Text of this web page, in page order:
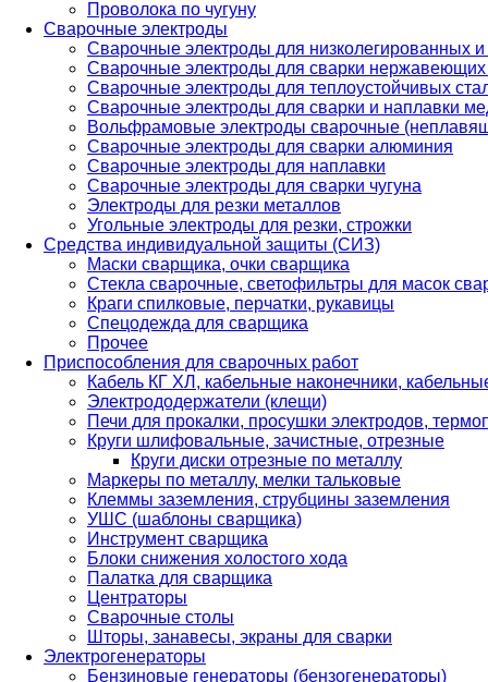
Проволока по чугуну
Сварочные электроды
Сварочные электроды для низколегированных и
Сварочные электроды для сварки
Сварочные электроды для теплоустойчивых
Сварочные электроды для сварки и наплавки
Вольфрамовые электроды сварочные
Сварочные электроды для сварки алюминия
Сварочные электроды для наплавки
Сварочные электроды для сварки чугуна
Электроды для резки металлов
Угольные электроды для резки, строжки
Средства индивидуальной защиты (СИЗ)
Маски сварщика, очки сварщика
Стекла сварочные, светофильтры для масок
Краги спилковые, перчатки, рукавицы
Спецодежда для сварщика
Прочее
Приспособления для сварочных работ
Кабель КГ ХЛ, кабельные наконечники,
Электрододержатели (клещи)
Печи для прокалки, просушки электродов,
Круги шлифовальные, зачистные, отрезные
Круги диски отрезные по металлу
Маркеры по металлу, мелки тальковые
Клеммы заземления, струбцины заземления
УШС (шаблоны сварщика)
Инструмент сварщика
Блоки снижения холостого хода
Палатка для сварщика
Центраторы
Сварочные столы
Шторы, занавесы, экраны для сварки
Электрогенераторы
Бензиновые генераторы (бензогенераторы)